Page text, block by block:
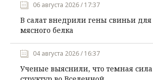
06 августа 2026 / 17:37
В салат внедрили гены свиньи
мясного белка
04 августа 2026 / 16:37
Ученые выяснили, что темная сила